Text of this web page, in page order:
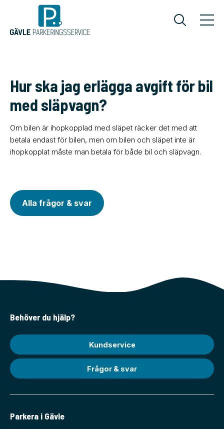
Hur ska jag erlägga avgift för bil
med släpvagn?
Om bilen är ihopkopplad med släpet räcker det med att
betala endast för bilen, men om bilen och släpet inte är
ihopkopplat måste man betala för både bil och släpvagn.
Alla frågor & svar
Behöver du hjälp?
Kundservice
Frågor & svar
Parkera i Gävle